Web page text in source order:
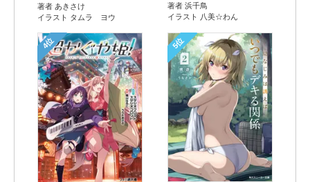
著者 あきさけ
イラスト タムラ ヨウ
著者 浜千鳥
イラスト 八美☆わん
4位 5位